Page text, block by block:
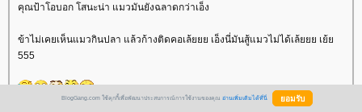
คุณป้าโอบอก โสนะน่า แมวมันยังฉลาดกว่าเอ็ง
ข้าไม่เคยเห็นแมวกินปลา แล้วก้างติดคอเล้ยยย เอ็งนี่มันสู้แมวไม่ได้เล้ยยย เย้
555
BlogGang.com ใช้คุกกี้เพื่อพัฒนาประสบการณ์การใช้งานของคุณ อ่านเพิ่มเติมได้ที่นี่